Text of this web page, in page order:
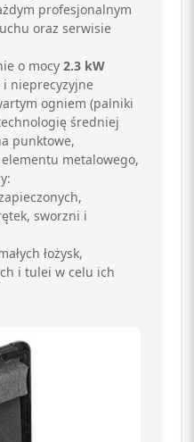
profesjonalnym
oraz serwisie
o mocy 2.3 kW
nieprecyzyjne
ogniem (palniki
średniej
punktowe,
metalowego,
sworzni i
łożysk,
i tulei w celu ich